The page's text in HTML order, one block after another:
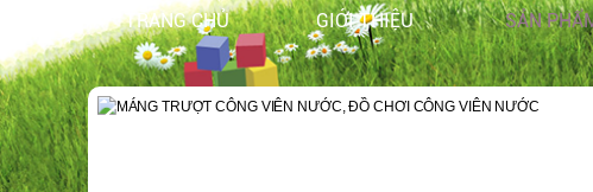
TRANG CHỦ GIỚI THIỆU SẢN